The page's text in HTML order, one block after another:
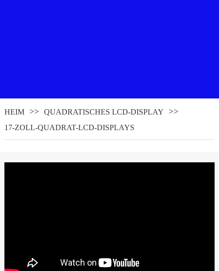
HEIM
QUADRATISCHES LCD-DISPLAY
17-ZOLL-QUADRAT-LCD-DISPLAYS